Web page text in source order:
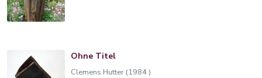
Ohne Titel
Clemens Hutter (1984 )